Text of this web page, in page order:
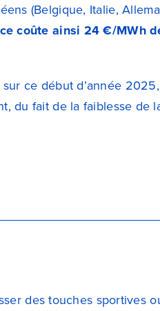
(Belgique, Italie,
coûte ainsi 24 €/MWh
sur ce début d’année
du fait de la faiblesse de
des touches sportives